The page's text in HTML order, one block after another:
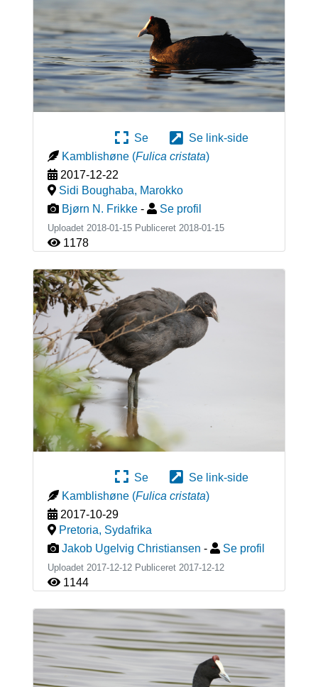
Se
Se link-side
Kamblishøne (Fulica cristata)
2017-12-22
Sidi Boughaba, Marokko
Bjørn N. Frikke - Se profil
Uploadet 2018-01-15 Publiceret 2018-01-15
1178
Se
Se link-side
Kamblishøne (Fulica cristata)
2017-10-29
Pretoria, Sydafrika
Jakob Ugelvig Christiansen - Se profil
Uploadet 2017-12-12 Publiceret 2017-12-12
1144